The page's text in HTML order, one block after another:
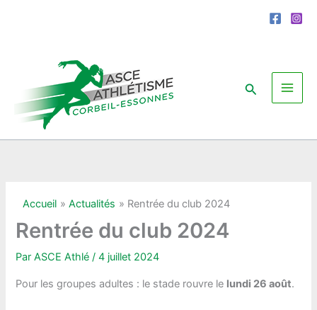
Rechercher
Accueil Actualités Rentrée du club 2024
Rentrée du club 2024
ParASCE Athlé/4 juillet 2024
Pour les groupes adultes : le stade rouvre le lundi 26 août.